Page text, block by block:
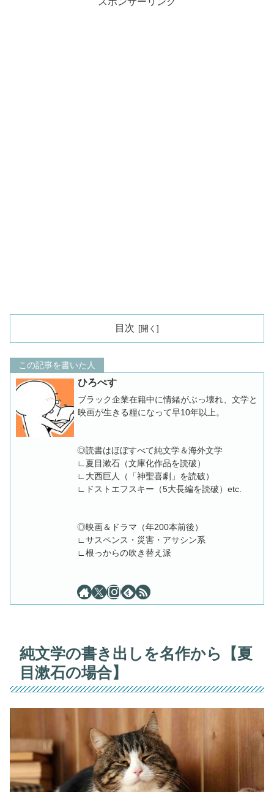
目次
この記事を書いた人
ひろぺす
ブラック企業在籍中に情緒がぶっ壊れ、文学と
映画が生きる糧になって早10年以上。
◎読書はほぼすべて純文学＆海外文学
∟夏目漱石（文庫化作品を読破）
∟大西巨人（「神聖喜劇」を読破）
∟ドストエフスキー（5大長編を読破）etc.
◎映画＆ドラマ（年200本前後）
∟サスペンス・災害・アサシン系
∟根っからの吹き替え派
純文学の書き出しを名作から【夏
目漱石の場合】